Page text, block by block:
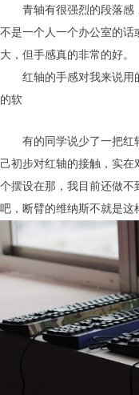
青轴有很强烈的段落感
不是一个人一个办公室的
大，但手感真的非常的好。
红轴的手感对我来说用
的软
有的同学说少了一把红
己初步对红轴的接触，实
个摆设在那，我目前还做不
吧，断臂的维纳斯不就是这